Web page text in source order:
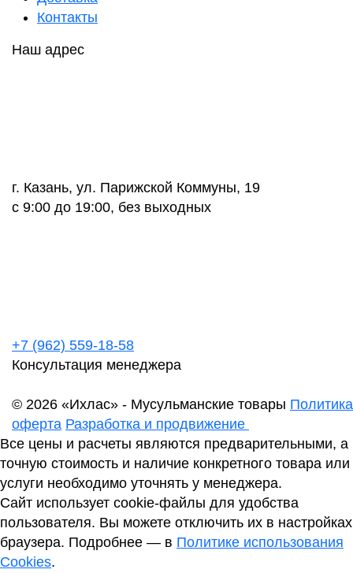
Контакты
Наш адрес
г. Казань, ул. Парижской Коммуны, 19
с 9:00 до 19:00, без выходных
+7 (962) 559-18-58
Консультация менеджера
© 2026 «Ихлас» - Мусульманские товары
оферта Разработка и продвижение
Все цены и расчеты являются предварительными, а
точную стоимость и наличие конкретного товара или
услуги необходимо уточнять у менеджера.
Сайт использует cookie-файлы для удобства
пользователя. Вы можете отключить их в настройках
браузера. Подробнее — в Политике использования
Cookies.